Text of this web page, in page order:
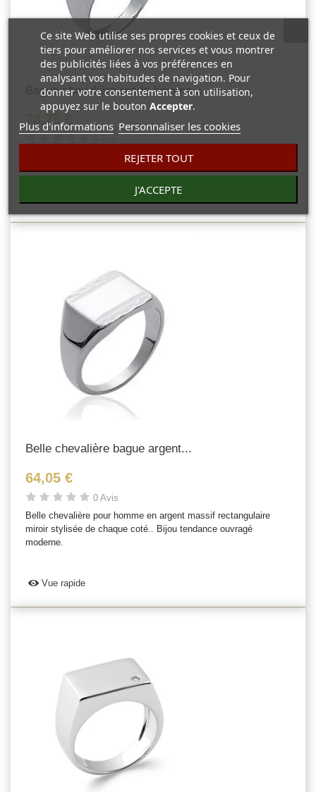
Bague chevalière ronde homme...
78,75 €
Bague chevalière homme simple argent massif. Bijou classique.
Belle chevalière bague argent...
64,05 €
0 Avis
Belle chevalière pour homme en argent massif rectangulaire
miroir stylisée de chaque coté.. Bijou tendance ouvragé
moderne.
Vue rapide
Ce site Web utilise ses propres cookies et ceux de
tiers pour améliorer nos services et vous montrer
des publicités liées à vos préférences en
analysant vos habitudes de navigation. Pour
donner votre consentement à son utilisation,
appuyez sur le bouton Accepter.
Plus d'informations Personnaliser les cookies
REJETER TOUT
J'ACCEPTE